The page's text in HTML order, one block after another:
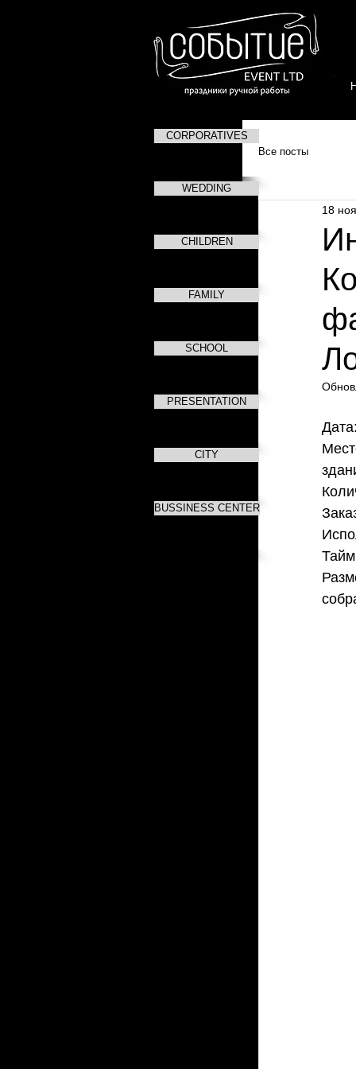
Все посты
18
CORPORATIVES
WEDDING
CHILDREN
FAMILY
SCHOOL
PRESENTATION
CITY
BUSSINESS CENTER